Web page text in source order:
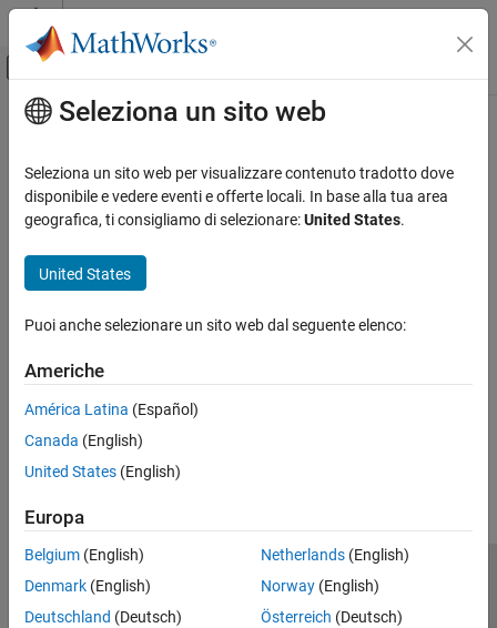
Vai al contenuto
Attiva/disattiva menu di navigazione
Pagina iniziale della documentazione
Contenuto principale
Seleziona un sito web
Seleziona un sito web per visualizzare contenuto tradotto dove
disponibile e vedere eventi e offerte locali. In base alla tua area
geografica, ti consigliamo di selezionare:United States.
United States
Puoi anche selezionare un sito web dal seguente elenco:
Americhe
América Latina (Español)
Canada (English)
United States (English)
Europa
Belgium (English)
Denmark (English)
Deutschland (Deutsch)
Netherlands(English)
Norway(English)
Österreich (Deutsch)
Centro di fiducia
Informativa sulla privacy
Antipirateria
Stato dell'applicazione
Contatti